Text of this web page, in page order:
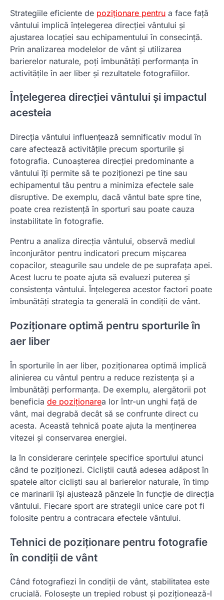
Strategiile eficiente de poziționare pentru a face față
vântului implică înțelegerea direcției vântului și
ajustarea locației sau echipamentului în consecință.
Prin analizarea modelelor de vânt și utilizarea
barierelor naturale, poți îmbunătăți performanța în
activitățile în aer liber și rezultatele fotografiilor.
Înțelegerea direcției vântului și impactul
acesteia
Direcția vântului influențează semnificativ modul în
care afectează activitățile precum sporturile și
fotografia. Cunoașterea direcției predominante a
vântului îți permite să te poziționezi pe tine sau
echipamentul tău pentru a minimiza efectele sale
disruptive. De exemplu, dacă vântul bate spre tine,
poate crea rezistență în sporturi sau poate cauza
instabilitate în fotografie.
Pentru a analiza direcția vântului, observă mediul
înconjurător pentru indicatori precum mișcarea
copacilor, steagurile sau undele de pe suprafața apei.
Acest lucru te poate ajuta să evaluezi puterea și
consistența vântului. Înțelegerea acestor factori poate
îmbunătăți strategia ta generală în condiții de vânt.
Poziționare optimă pentru sporturile în
aer liber
În sporturile în aer liber, poziționarea optimă implică
alinierea cu vântul pentru a reduce rezistența și a
îmbunătăți performanța. De exemplu, alergătorii pot
beneficia de poziționarea lor într-un unghi față de
vânt, mai degrabă decât să se confrunte direct cu
acesta. Această tehnică poate ajuta la menținerea
vitezei și conservarea energiei.
Ia în considerare cerințele specifice sportului atunci
când te poziționezi. Cicliștii caută adesea adăpost în
spatele altor cicliști sau al barierelor naturale, în timp
ce marinarii își ajustează pânzele în funcție de direcția
vântului. Fiecare sport are strategii unice care pot fi
folosite pentru a contracara efectele vântului.
Tehnici de poziționare pentru fotografie
în condiții de vânt
Când fotografiezi în condiții de vânt, stabilitatea este
crucială. Folosește un trepied robust și poziționează-l